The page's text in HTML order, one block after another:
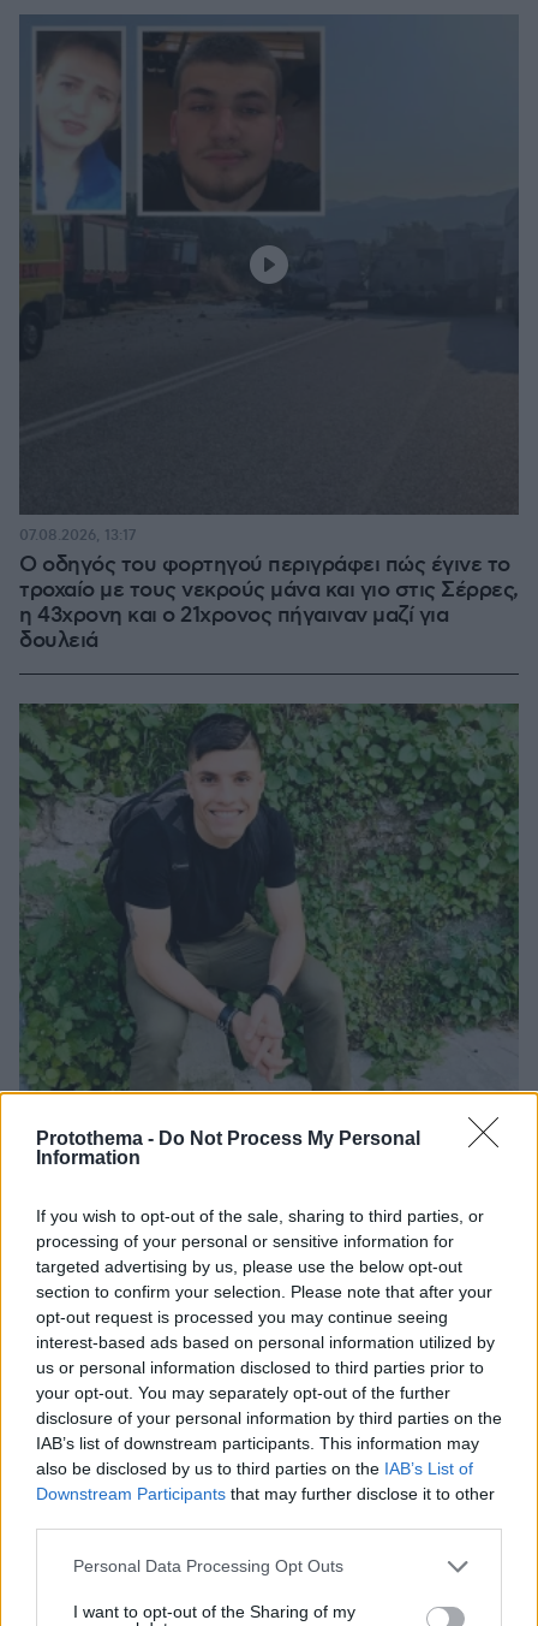
Protothema - Do Not Process My Personal
Information
If you wish to opt-out of the sale, sharing to third parties, or
processing of your personal or sensitive information for
targeted advertising by us, please use the below opt-out
section to confirm your selection. Please note that after your
opt-out request is processed you may continue seeing
interest-based ads based on personal information utilized by
us or personal information disclosed to third parties prior to
your opt-out. You may separately opt-out of the further
disclosure of your personal information by third parties on the
IAB’s list of downstream participants. This information may
also be disclosed by us to third parties on the IAB’s List of
Downstream Participants that may further disclose it to other
Please note that this website/app uses one or more Google
not limited to your visit or usage behaviour. You may click to
Personal Data Processing Opt Outs
I want to opt-out of the Sharing of my
Ο οδηγός του φορτηγού περιγράφει πώς έγινε το
τροχαίο με τους νεκρούς μάνα και γιο στις Σέρρες,
η 43χρονη και ο 21χρονος πήγαιναν μαζί για
δουλειά
07.08.2026, 13:17
«Δεν το πιστεύουμε», λένε οι Αμερικανοί που
υιοθέτησαν τον Αφγανό στη Λέσβο - Η αρχική
εκδοχή για το φονικό στην Κυψέλη και η σιωπή
στην απολογία
07.08.2026, 07:19